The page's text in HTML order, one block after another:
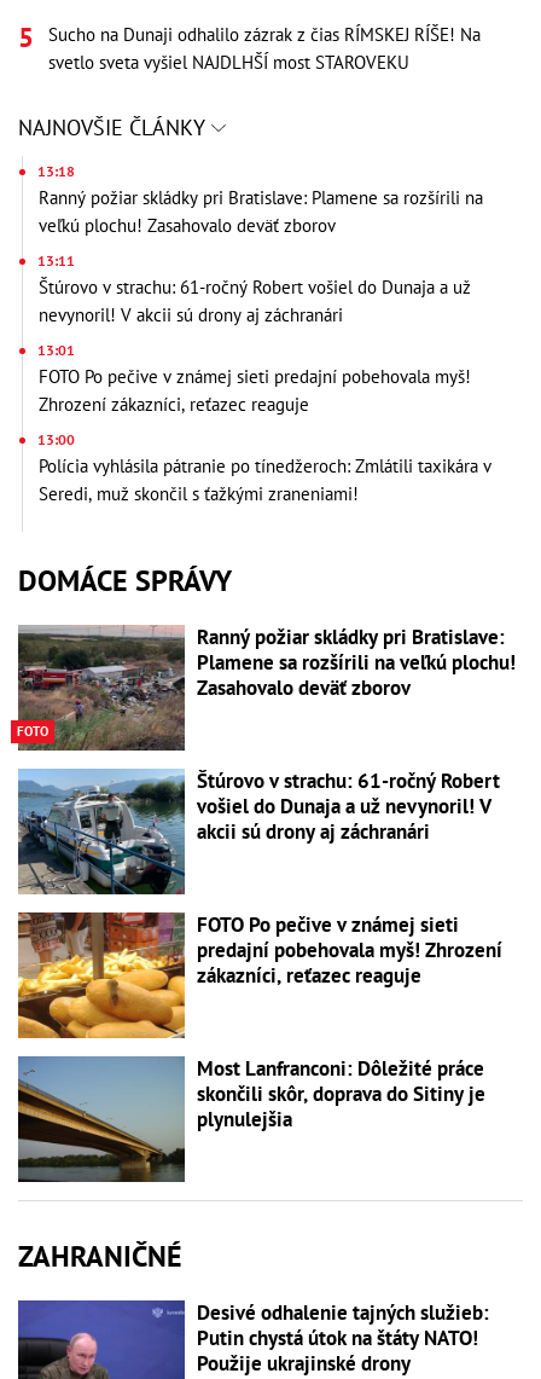
Sucho na Dunaji odhalilo zázrak z čias RÍMSKEJ RÍŠE! Na
svetlo sveta vyšiel NAJDLHŠÍ most STAROVEKU
NAJNOVŠIE ČLÁNKY
13:18
Ranný požiar skládky pri Bratislave: Plamene sa rozšírili na
veľkú plochu! Zasahovalo deväť zborov
13:11
Štúrovo v strachu: 61-ročný Robert vošiel do Dunaja a už
nevynoril! V akcii sú drony aj záchranári
13:01
FOTO Po pečive v známej sieti predajní pobehovala myš!
Zhrození zákazníci, reťazec reaguje
13:00
Polícia vyhlásila pátranie po tínedžeroch: Zmlátili taxikára v
Seredi, muž skončil s ťažkými zraneniami!
DOMÁCE SPRÁVY
FOTO
Ranný požiar skládky pri Bratislave:
Plamene sa rozšírili na veľkú plochu!
Zasahovalo deväť zborov
Štúrovo v strachu: 61-ročný Robert
vošiel do Dunaja a už nevynoril! V
akcii sú drony aj záchranári
FOTO Po pečive v známej sieti
predajní pobehovala myš! Zhrození
zákazníci, reťazec reaguje
Most Lanfranconi: Dôležité práce
skončili skôr, doprava do Sitiny je
plynulejšia
ZAHRANIČNÉ
Desivé odhalenie tajných služieb:
Putin chystá útok na štáty NATO!
Použije ukrajinské drony